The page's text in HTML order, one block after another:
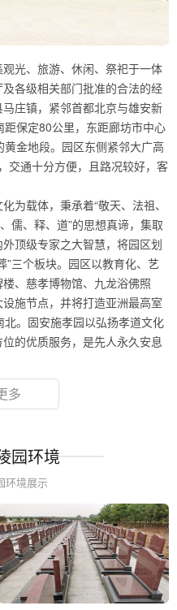
光、旅游、休闲、祭祀于一体
各级相关部门批准的合法的经
庄镇，紧邻首都北京与雄安新
保定80公里，东距廊坊市中心
金地段。园区东侧紧邻大广高
交通十分方便，且路况较好，客
为载体，秉承着“敬天、法祖、
儒、释、道”的思想真谛，集取
顶级专家之大智慧，将园区划
”三个板块。园区以教育化、艺
、慈孝博物馆、九龙浴佛照
施节点，并将打造亚洲最高室
。固安施孝园以弘扬孝道文化
的优质服务，是先人永久安息
多
园环境
环境展示